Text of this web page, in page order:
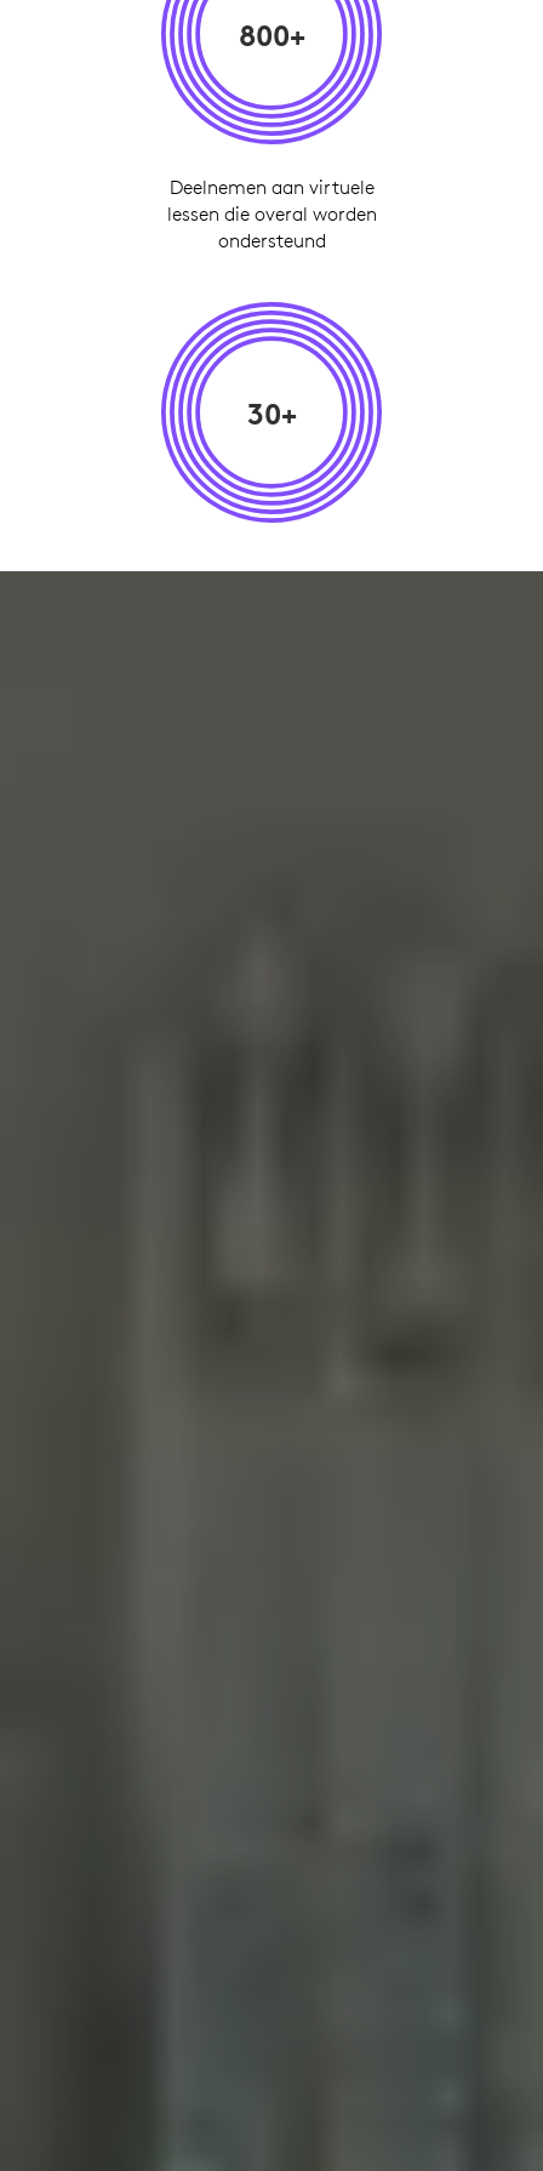
800+
Deelnemen aan virtuele
lessen die overal worden
ondersteund
30+